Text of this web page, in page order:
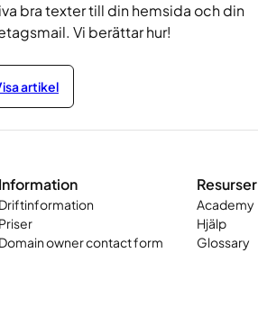
bra texter till din hemsida och din
Vi berättar hur!
artikel
Information
Driftinformation
Priser
Domain owner contact form
Resurser
Academy
Hjälp
Glossary